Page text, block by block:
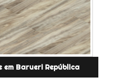
em Barueri República